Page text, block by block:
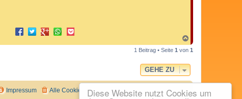
Diese Website nutzt Cookies um
a
c
o
b
e
1 Beitrag • Seite 1 von 1
GEHE ZU
Alle Zeiten sindUTC+02:00
Alle Cookies löschen
Impressum